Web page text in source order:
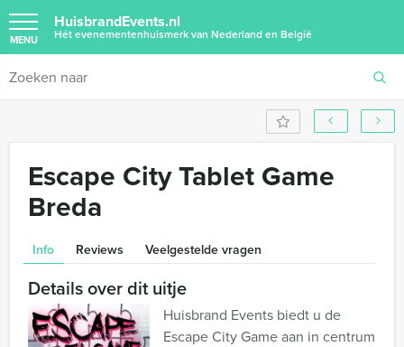
HuisbrandEvents.nl
Hét evenementenhuismerk van Nederland en België
MENU
Escape City Tablet Game
Breda
Info Reviews Veelgestelde vragen
Details over dit uitje
Huisbrand Events biedt u de
Escape City Game aan in centrum